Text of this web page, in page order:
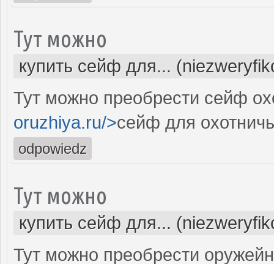
Тут можно
купить сейф для...
Тут можно преобрести сейф
oruzhiya.ru/>сейф для
odpowiedz
Тут можно
купить сейф для...
Тут можно преобрести